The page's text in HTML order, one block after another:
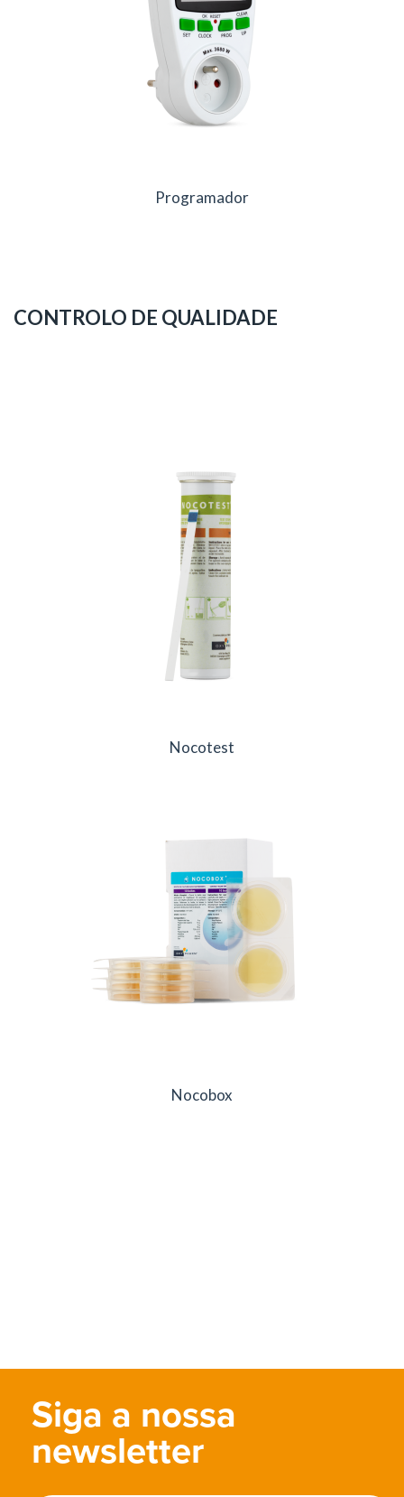
Programador
CONTROLO DE QUALIDADE
Nocotest
Nocobox
Siga a nossa
newsletter